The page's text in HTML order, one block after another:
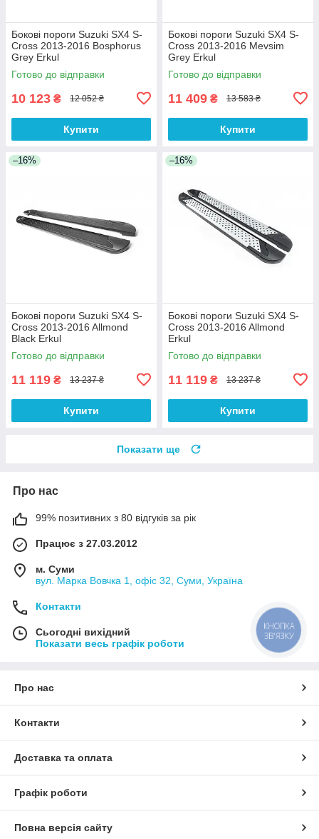
Бокові пороги Suzuki SX4 S-
Cross 2013-2016 Bosphorus
Grey Erkul
Готово до відправки
10 123 ₴ 12 052 ₴
Купити
Бокові пороги Suzuki SX4 S-
Cross 2013-2016 Mevsim
Grey Erkul
Готово до відправки
11 409 ₴ 13 583 ₴
Купити
–16%
Бокові пороги Suzuki SX4 S-
Cross 2013-2016 Allmond
Black Erkul
Готово до відправки
11 119 ₴ 13 237 ₴
Купити
–16%
Бокові пороги Suzuki SX4 S-
Cross 2013-2016 Allmond
Erkul
Готово до відправки
11 119 ₴ 13 237 ₴
Купити
Показати ще
Про нас
99% позитивних з 80 відгуків за рік
Працює з 27.03.2012
м. Суми
вул. Марка Вовчка 1, офіс 32, Суми, Україна
Контакти
Сьогодні вихідний
Показати весь графік роботи
Про нас
Контакти
Доставка та оплата
Графік роботи
Повна версія сайту
КНОПКА
ЗВ'ЯЗКУ